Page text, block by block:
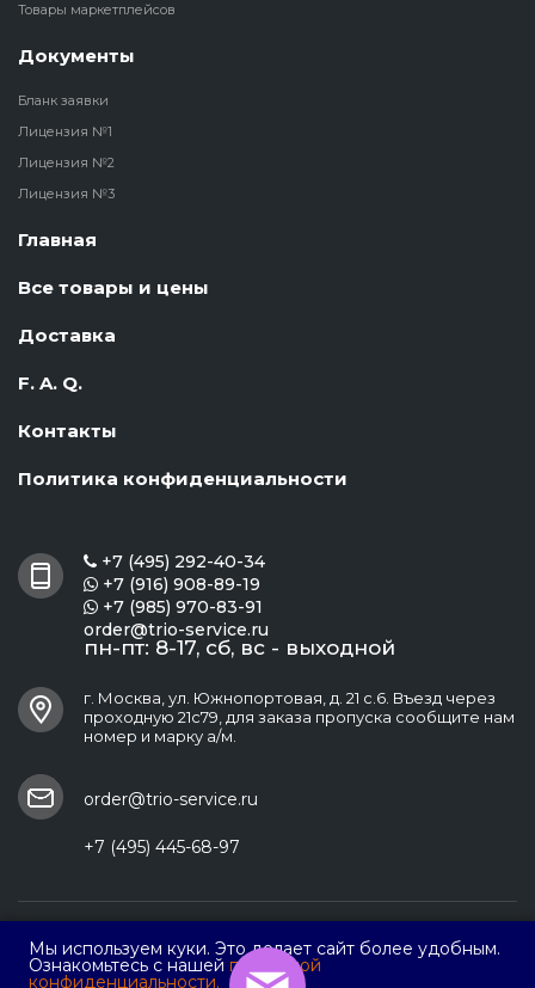
Товары маркетплейсов
Документы
Бланк заявки
Лицензия №1
Лицензия №2
Лицензия №3
Главная
Все товары и цены
Доставка
F. A. Q.
Контакты
Политика конфиденциальности
 +7 (495) 292-40-34
 +7 (916) 908-89-19
 +7 (985) 970-83-91
order@trio-service.ru
пн-пт: 8-17, сб, вс - выходной
г. Москва, ул. Южнопортовая, д. 21 с.6. Въезд через
проходную 21с79, для заказа пропуска сообщите нам
номер и марку а/м.
order@trio-service.ru
+7 (495) 445-68-97
ООО ПФ "Трио Сервис"
Мы используем куки. Это делает сайт более удобным.
Ознакомьтесь с нашей политикой
конфиденциальности.